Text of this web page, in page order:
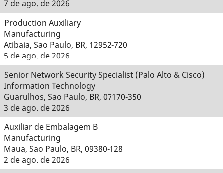
7 de ago. de 2026
Production Auxiliary
Manufacturing
Atibaia, Sao Paulo, BR, 12952-720
5 de ago. de 2026
Senior Network Security Specialist (Palo Alto & Cisco)
Information Technology
Guarulhos, Sao Paulo, BR, 07170-350
3 de ago. de 2026
Auxiliar de Embalagem B
Manufacturing
Maua, Sao Paulo, BR, 09380-128
2 de ago. de 2026